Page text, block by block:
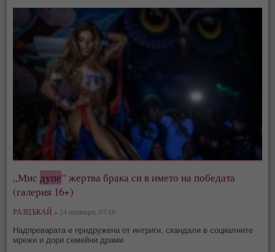
„Мисдупе“ жертва брака си в името на победата
(галерия 16+)
РАЗЦЪКАЙ » 24 ноември, 07:19
Надпреварата е придружена от интриги, скандали в социалните
мрежи и дори семейни драми